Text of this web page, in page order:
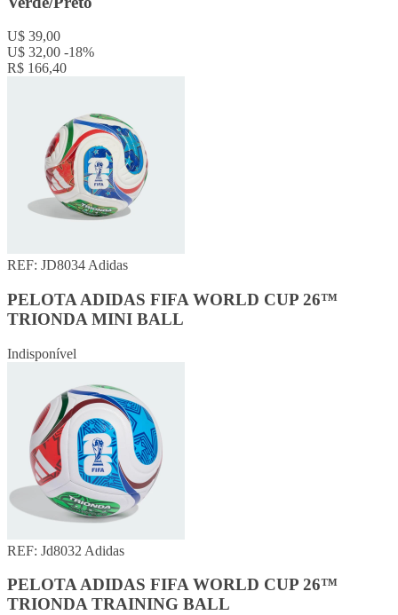
U$ 39,00
U$ 32,00 -18%
R$ 166,40
REF: JD8034 Adidas
PELOTA ADIDAS FIFA WORLD CUP 26™
TRIONDA MINI BALL
Indisponível
REF: Jd8032 Adidas
PELOTA ADIDAS FIFA WORLD CUP 26™
TRIONDA TRAINING BALL